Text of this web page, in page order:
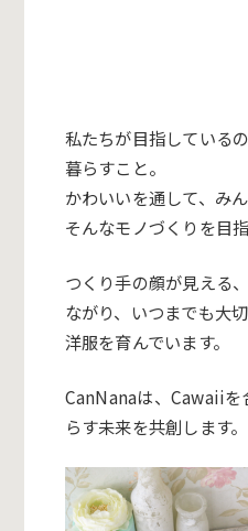
私たちが目指している
暮らすこと。
かわいいを通して、み
そんなモノづくりを目
つくり手の顔が見える
ながり、いつまでも大
洋服を育んでいます。
CanNanaは、Cawaiiを
らす未来を共創します。